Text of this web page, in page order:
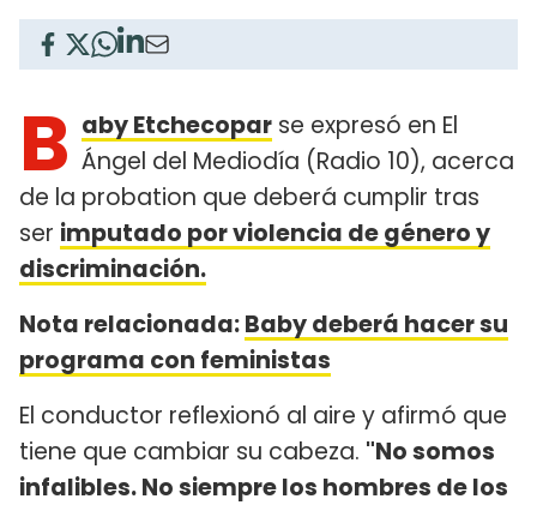
B aby Etchecopar se expresó en El
Ángel del Mediodía (Radio 10), acerca
de la probation que deberá cumplir tras
ser imputado por violencia de género y
discriminación.
Nota relacionada:Baby deberá hacer su
programa con feministas
El conductor reflexionó al aire y afirmó que
tiene que cambiar su cabeza. "No somos
infalibles. No siempre los hombres de los